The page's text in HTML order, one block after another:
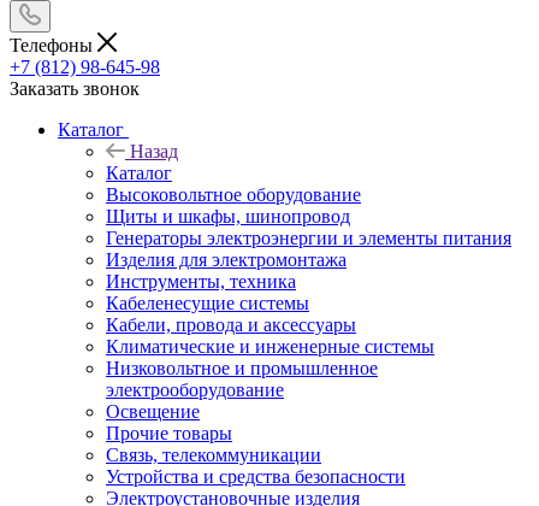
Телефоны
+7 (812) 98-645-98
Заказать звонок
Каталог
Назад
Каталог
Высоковольтное оборудование
Щиты и шкафы, шинопровод
Генераторы электроэнергии и элементы питания
Изделия для электромонтажа
Инструменты, техника
Кабеленесущие системы
Кабели, провода и аксессуары
Климатические и инженерные системы
Низковольтное и промышленное
электрооборудование
Освещение
Прочие товары
Связь, телекоммуникации
Устройства и средства безопасности
Электроустановочные изделия